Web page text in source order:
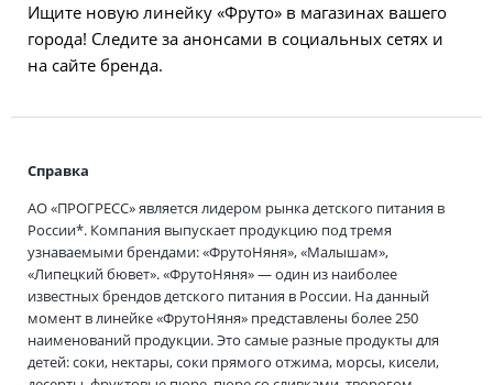
Ищите новую линейку «Фруто» в магазинах вашего
города! Следите за анонсами в социальных сетях и
на сайте бренда.
Справка
АО «ПРОГРЕСС» является лидером рынка детского питания в
России*. Компания выпускает продукцию под тремя
узнаваемыми брендами: «ФрутоНяня», «Малышам»,
«Липецкий бювет». «ФрутоНяня» — один из наиболее
известных брендов детского питания в России. На данный
момент в линейке «ФрутоНяня» представлены более 250
наименований продукции. Это самые разные продукты для
детей: соки, нектары, соки прямого отжима, морсы, кисели,